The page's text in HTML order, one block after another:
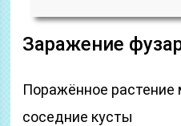
Заражение
Поражённое растение
соседние кусты